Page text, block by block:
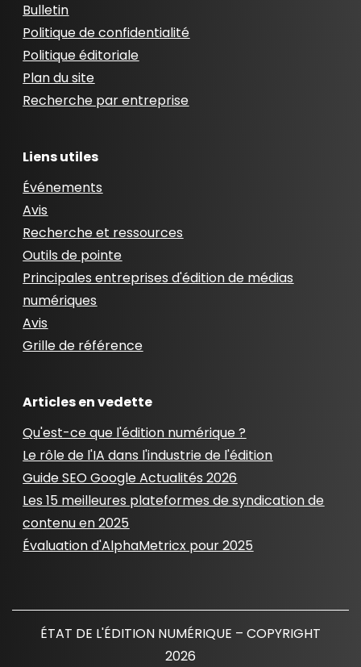
Bulletin
Politique de confidentialité
Politique éditoriale
Plan du site
Recherche par entreprise
Liens utiles
Événements
Avis
Recherche et ressources
Outils de pointe
Principales entreprises d'édition de médias
numériques
Avis
Grille de référence
Articles en vedette
Qu'est-ce que l'édition numérique ?
Le rôle de l'IA dans l'industrie de l'édition
Guide SEO Google Actualités 2026
Les 15 meilleures plateformes de syndication de
contenu en 2025
Évaluation d'AlphaMetricx pour 2025
ÉTAT DE L'ÉDITION NUMÉRIQUE – COPYRIGHT
2026